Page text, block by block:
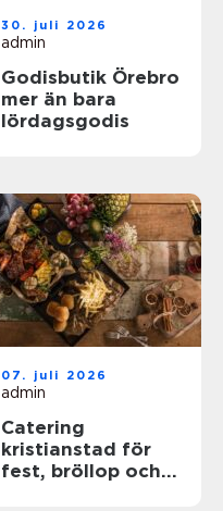
30. juli 2026
admin
Godisbutik Örebro
mer än bara
lördagsgodis
07. juli 2026
admin
Catering
kristianstad för
fest, bröllop och